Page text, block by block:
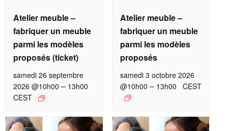
Atelier meuble –
fabriquer un meuble
parmi les modèles
proposés (ticket)
samedi 26 septembre
2026 @10h00 – 13h00
CEST
Atelier meuble –
fabriquer un meuble
parmi les modèles
proposés
samedi 3 octobre 2026
@10h00 – 13h00 CEST